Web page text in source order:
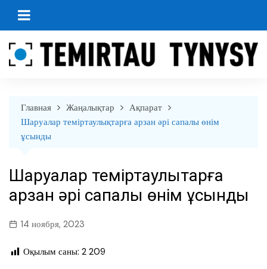
перейти
Главная Жаңалықтар
Ақпарат
Шаруалар теміртаулықтарға арзан әрі сапалы өнім
ұсынды
Шаруалар теміртаулықтарға
арзан әрі сапалы өнім ұсынды
14 ноября, 2023
Оқылым саны: 2 209